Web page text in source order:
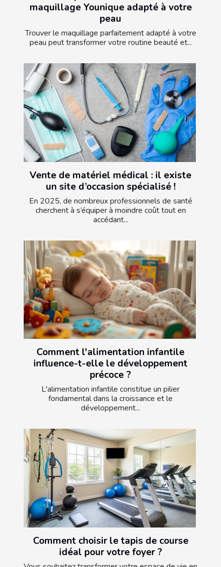
maquillage Younique adapté à votre
peau
Trouver le maquillage parfaitement adapté à votre
peau peut transformer votre routine beauté et...
Vente de matériel médical : il existe
un site d’occasion spécialisé !
En 2025, de nombreux professionnels de santé
cherchent à s’équiper à moindre coût tout en
accédant...
Comment l'alimentation infantile
influence-t-elle le développement
précoce ?
L'alimentation infantile constitue un pilier
fondamental dans la croissance et le
développement...
Comment choisir le tapis de course
idéal pour votre foyer ?